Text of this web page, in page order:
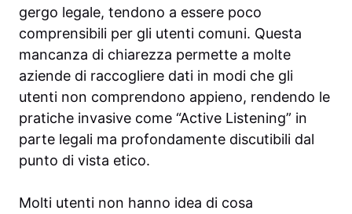
gergo legale, tendono a essere poco
comprensibili per gli utenti comuni. Questa
mancanza di chiarezza permette a molte
aziende di raccogliere dati in modi che gli
utenti non comprendono appieno, rendendo le
pratiche invasive come “Active Listening” in
parte legali ma profondamente discutibili dal
punto di vista etico.
Molti utenti non hanno idea di cosa